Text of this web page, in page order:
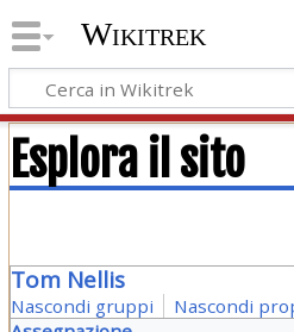
Wikitrek
Esplora il sito
Tom Nellis
Nascondi gruppi
Nascondi